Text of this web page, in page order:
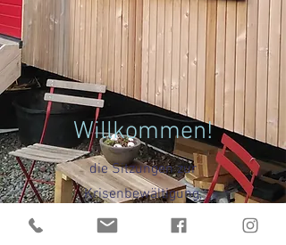
Willkommen!
die Sitzungen zur
Krisenbewältigung,
Lösungsfindung, Selbstfindung